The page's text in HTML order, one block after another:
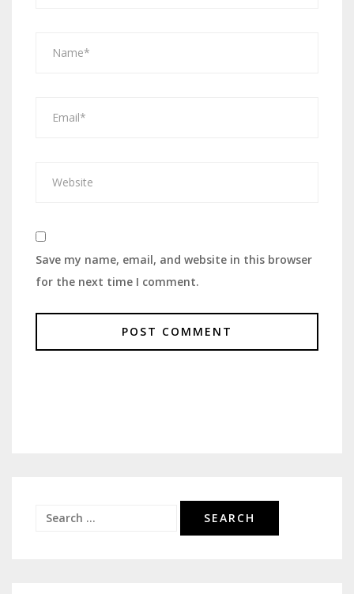
Save my name, email, and website in this browser
for the next time I comment.
Search